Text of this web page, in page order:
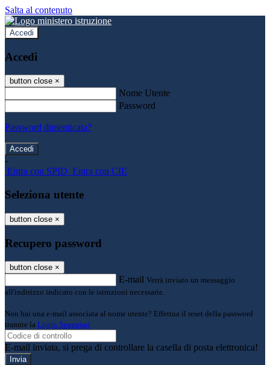
Salta al contenuto
Accedi
Accedi
button close ×
Nome Utente
Password
Password dimenticata?
-
Entra con SPID Entra con CIE
Seleziona utente
button close ×
Recupero password
button close ×
E-mail Verrà inviato un messaggio
all'indirizzo indicato con le istruzioni necessarie.
Non hai una e-mail associata al nome utente? Effettua il reset della password
tramite la Login Spaggiari
E-mail inviata, si prega di controllare la casella di posta elettronica!